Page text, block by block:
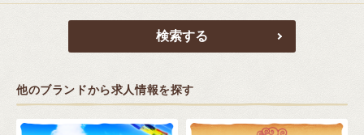
他のブランドから求人情報を探す